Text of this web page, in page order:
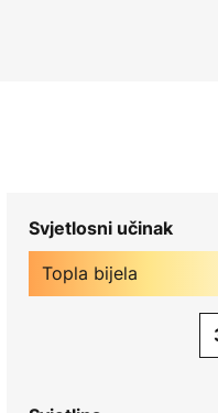
Svjetlosni učinak
Topla bijela